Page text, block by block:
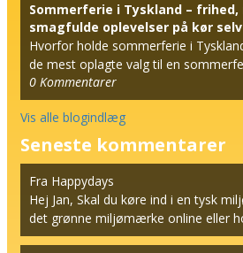
Sommerferie i Tyskland –
smagfulde oplevelser på kør
Hvorfor holde sommerferie i
de mest oplagte valg til en
0 Kommentarer
Vis alle blogindlæg
Seneste kommentarer
Fra Happydays
Hej Jan, Skal du køre ind i en tysk
det grønne miljømærke online eller